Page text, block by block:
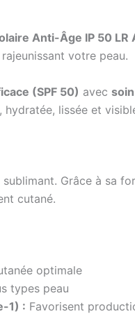
Anti-Âge IP 50 LR
votre peau.
(SPF 50) avec
lissée et
Grâce à sa
cutané.
optimale
types peau
1) : Favorisent